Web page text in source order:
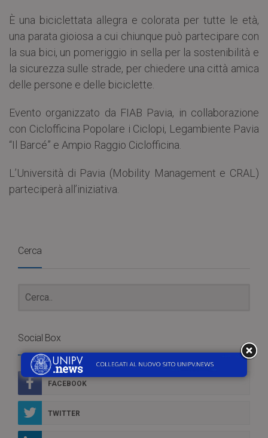
È una biciclettata allegra e colorata per tutte le età,
una parata gioiosa a cui chiunque può partecipare con
la sua bici, un pomeriggio in sella per la sostenibilità e
la sicurezza sulle strade, per chiedere una città amica
delle persone e delle biciclette.
Evento organizzato da FIAB Pavia, in collaborazione
con Ciclofficina Popolare i Ciclopi, Legambiente Pavia
“Il Barcé” e Ampio Raggio Ciclofficina.
L’Università di Pavia (Mobility Management e CRAL)
parteciperà all’iniziativa.
Cerca
Social Box
FACEBOOK
TWITTER